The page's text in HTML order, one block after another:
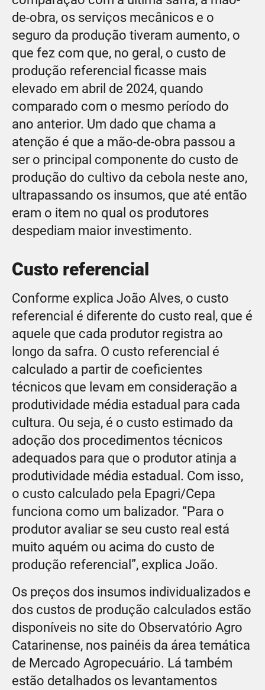
de-obra, os serviços mecânicos e o
seguro da produção tiveram aumento, o
que fez com que, no geral, o custo de
produção referencial ficasse mais
elevado em abril de 2024, quando
comparado com o mesmo período do
ano anterior. Um dado que chama a
atenção é que a mão-de-obra passou a
ser o principal componente do custo de
produção do cultivo da cebola neste ano,
ultrapassando os insumos, que até então
eram o item no qual os produtores
despediam maior investimento.
Custo referencial
Conforme explica João Alves, o custo
referencial é diferente do custo real, que é
aquele que cada produtor registra ao
longo da safra. O custo referencial é
calculado a partir de coeficientes
técnicos que levam em consideração a
produtividade média estadual para cada
cultura. Ou seja, é o custo estimado da
adoção dos procedimentos técnicos
adequados para que o produtor atinja a
produtividade média estadual. Com isso,
o custo calculado pela Epagri/Cepa
funciona como um balizador. “Para o
produtor avaliar se seu custo real está
muito aquém ou acima do custo de
produção referencial”, explica João.
Os preços dos insumos individualizados e
dos custos de produção calculados estão
disponíveis no site do Observatório Agro
Catarinense, nos painéis da área temática
de Mercado Agropecuário. Lá também
estão detalhados os levantamentos